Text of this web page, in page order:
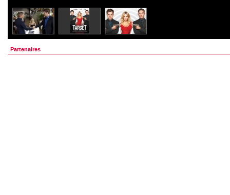
Partenaires